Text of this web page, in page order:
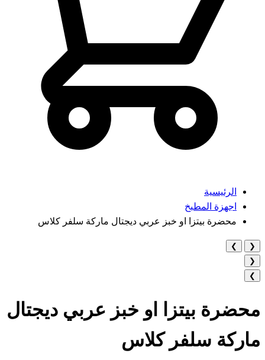
الرئيسية
اجهزة المطبخ
محضرة بيتزا او خبز عربي ديجتال ماركة سلفر كلاس
❮
❯
❮
❯
محضرة بيتزا او خبز عربي ديجتال
ماركة سلفر كلاس